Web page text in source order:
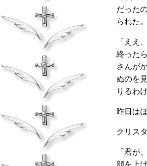
だった
られた。
「ええ
終った
さんが
ぬのを
りるわ
昨日は
クリス
「君が
顔を上